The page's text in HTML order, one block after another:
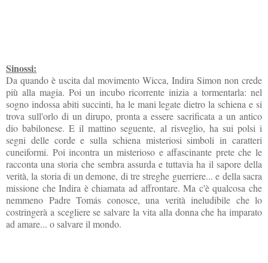
Sinossi:
Da quando è uscita dal movimento Wicca, Indira Simon non crede
più alla magia. Poi un incubo ricorrente inizia a tormentarla: nel
sogno indossa abiti succinti, ha le mani legate dietro la schiena e si
trova sull'orlo di un dirupo, pronta a essere sacrificata a un antico
dio babilonese. E il mattino seguente, al risveglio, ha sui polsi i
segni delle corde e sulla schiena misteriosi simboli in caratteri
cuneiformi. Poi incontra un misterioso e affascinante prete che le
racconta una storia che sembra assurda e tuttavia ha il sapore della
verità, la storia di un demone, di tre streghe guerriere... e della sacra
missione che Indira è chiamata ad affrontare. Ma c'è qualcosa che
nemmeno Padre Tomás conosce, una verità ineludibile che lo
costringerà a scegliere se salvare la vita alla donna che ha imparato
ad amare... o salvare il mondo.